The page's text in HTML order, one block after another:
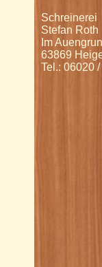
Schreinerei
Stefan Roth
Im
63869
Tel.: 06020